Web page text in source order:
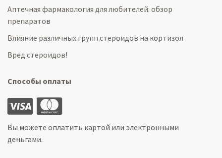
Аптечная фармакология для любителей: обзор
препаратов
Влияние различных групп стероидов на кортизол
Вред стероидов!
Способы оплаты
Вы можете оплатить картой или электронными
деньгами.